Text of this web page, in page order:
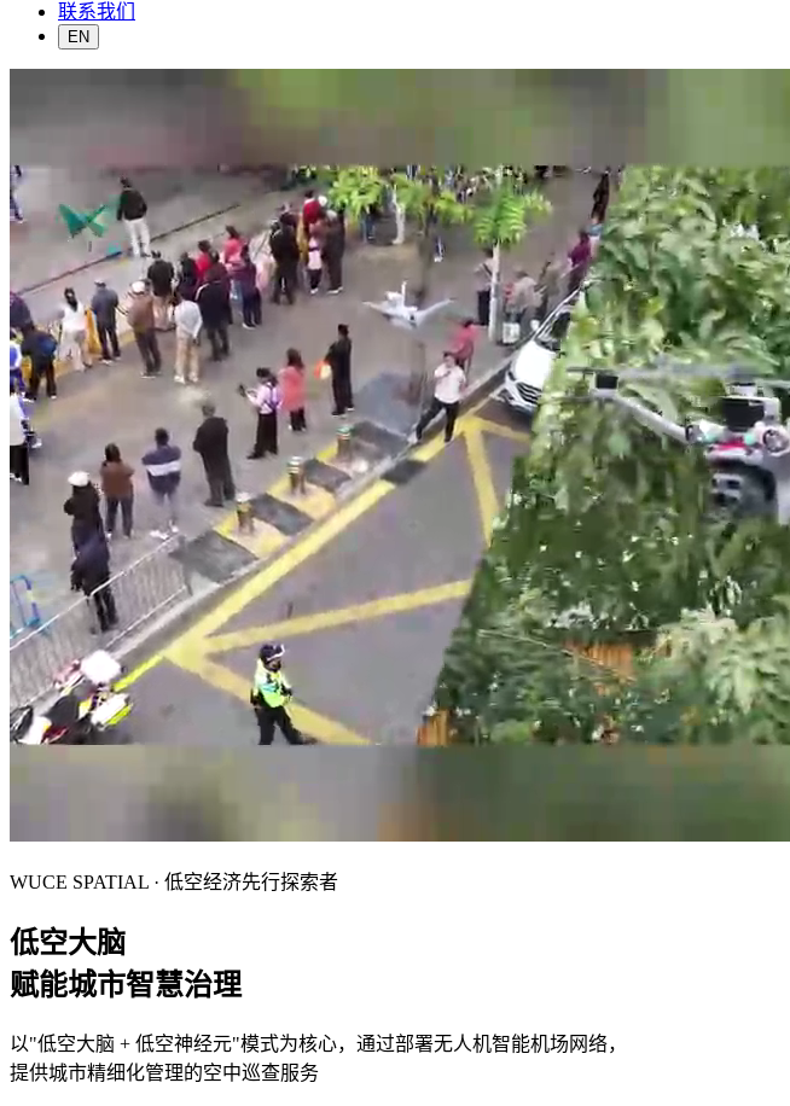
联系我们
EN
WUCE SPATIAL · 低空经济先行探索者
低空大脑
赋能城市智慧治理
以"低空大脑 + 低空神经元"模式为核心，通过部署无人机智能机场网络，
提供城市精细化管理的空中巡查服务